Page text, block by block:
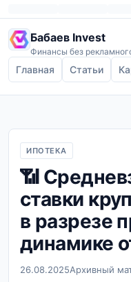
Бабаев Invest
Финансы без
Главная Статьи
ИПОТЕКА
📶
ставки
в разрезе
динамике
26.08.2025Архивный